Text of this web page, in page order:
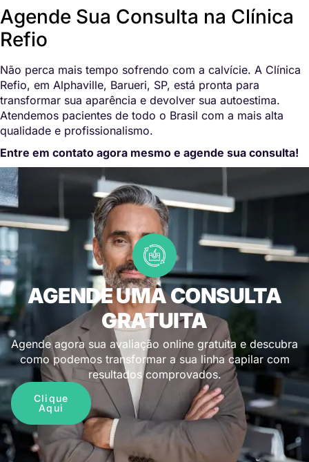
Agende Sua Consulta na Clínica
Refio
Não perca mais tempo sofrendo com a calvície. A Clínica
Refio, em Alphaville, Barueri, SP, está pronta para
transformar sua aparência e devolver sua autoestima.
Atendemos pacientes de todo o Brasil com a mais alta
qualidade e profissionalismo.
Entre em contato agora mesmo e agende sua consulta!
AGENDE UMA CONSULTA
GRATUITA
Agende agora sua avaliação online gratuita e descubra
como podemos transformar a sua linha capilar com
resultados comprovados.
Clique
Aqui